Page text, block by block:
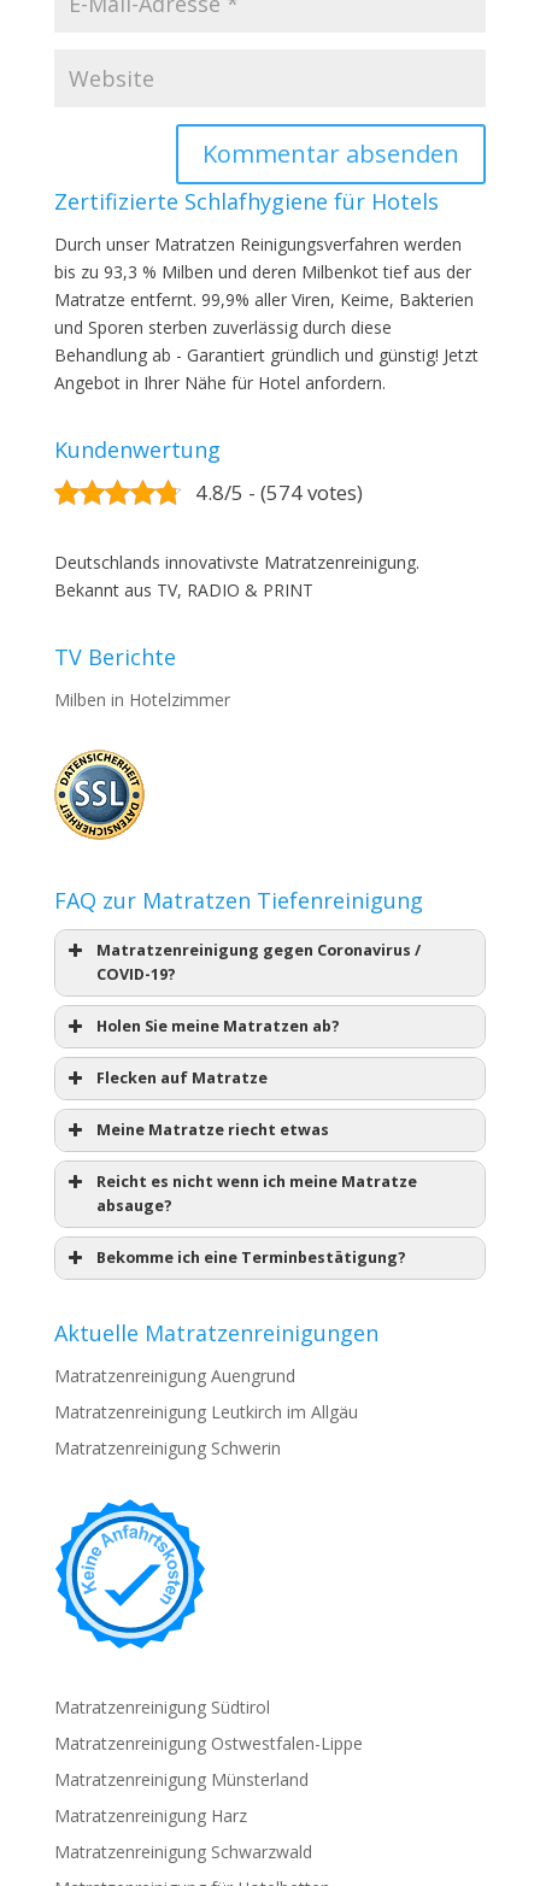
Zertifizierte Schlafhygiene für Hotels
Durch unser Matratzen Reinigungsverfahren werden
bis zu 93,3 % Milben und deren Milbenkot tief aus der
Matratze entfernt. 99,9% aller Viren, Keime, Bakterien
und Sporen sterben zuverlässig durch diese
Behandlung ab - Garantiert gründlich und günstig! Jetzt
Angebot in Ihrer Nähe für Hotel anfordern.
Kundenwertung
4.8/5 - (574 votes)
Deutschlands innovativste Matratzenreinigung.
Bekannt aus TV, RADIO & PRINT
TV Berichte
Milben in Hotelzimmer
FAQ zur Matratzen Tiefenreinigung
Matratzenreinigung gegen Coronavirus /
COVID-19?
Holen Sie meine Matratzen ab?
Flecken auf Matratze
Meine Matratze riecht etwas
Reicht es nicht wenn ich meine Matratze
absauge?
Bekomme ich eine Terminbestätigung?
Aktuelle Matratzenreinigungen
Matratzenreinigung Auengrund
Matratzenreinigung Leutkirch im Allgäu
Matratzenreinigung Schwerin
Matratzenreinigung Südtirol
Matratzenreinigung Ostwestfalen-Lippe
Matratzenreinigung Münsterland
Matratzenreinigung Harz
Matratzenreinigung Schwarzwald